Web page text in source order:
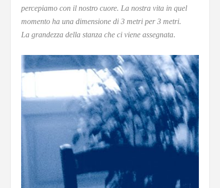
percepiamo con il nostro cuore. La nostra vita in quel
momento ha una dimensione di 3 metri per 3 metri.
La grandezza della stanza che ci viene assegnata.